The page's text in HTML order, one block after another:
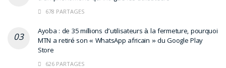
678 PARTAGES
Ayoba : de 35 millions d’utilisateurs à la fermeture, pourquoi
MTN a retiré son « WhatsApp africain » du Google Play
Store
626 PARTAGES